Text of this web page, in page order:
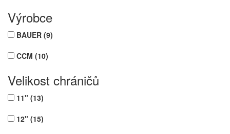
Výrobce
BAUER (9)
CCM (10)
Velikost chráničů
11" (13)
12" (15)